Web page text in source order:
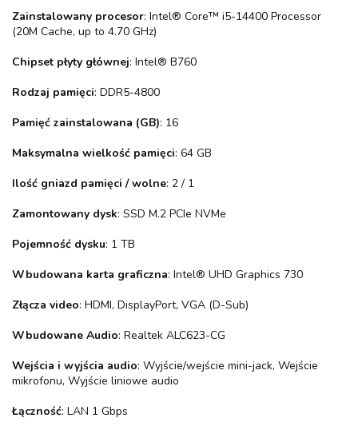
Zainstalowany procesor: Intel® Core™ i5-14400 Processor
(20M Cache, up to 4.70 GHz)
Chipset płyty głównej: Intel® B760
Rodzaj pamięci: DDR5-4800
Pamięć zainstalowana (GB): 16
Maksymalna wielkość pamięci: 64 GB
Ilość gniazd pamięci / wolne: 2 / 1
Zamontowany dysk: SSD M.2 PCIe NVMe
Pojemność dysku: 1 TB
Wbudowana karta graficzna: Intel® UHD Graphics 730
Złącza video: HDMI, DisplayPort, VGA (D-Sub)
Wbudowane Audio: Realtek ALC623-CG
Wejścia i wyjścia audio: Wyjście/wejście mini-jack, Wejście
mikrofonu, Wyjście liniowe audio
Łączność: LAN 1 Gbps